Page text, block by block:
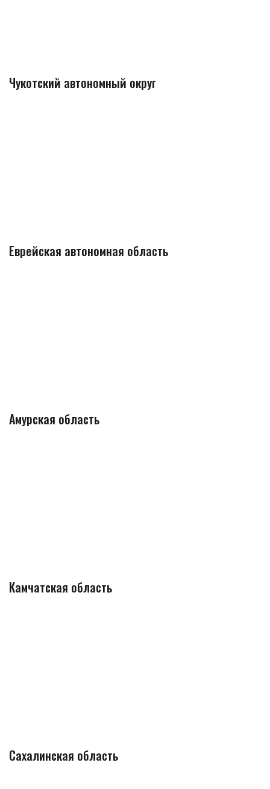
Чукотский автономный округ
Еврейская автономная область
Амурская область
Камчатская область
Сахалинская область